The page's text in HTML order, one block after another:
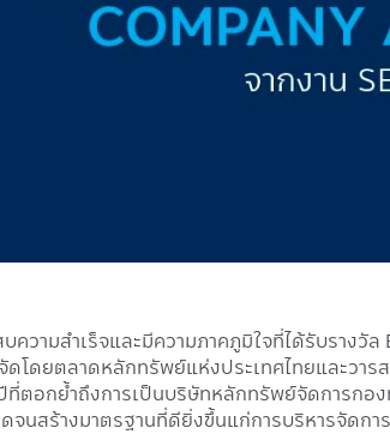
วามสำเร็จและมีความภาคภูมิใจที่ได้รับรางวั
ดโดยตลาดหลักทรัพย์แห่งประเทศไทยและว
ที่ตอกย้ำถึงการเป็นบริษัทหลักทรัพย์จัดการก
นสร้างมาตรฐานที่ดียิ่งขึ้นแก่การบริหารจัดกา